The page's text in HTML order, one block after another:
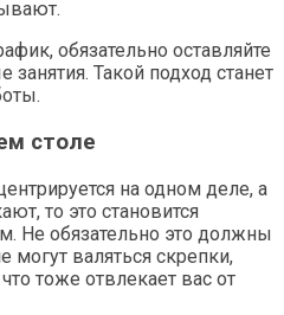
обязательно оставляйте
Такой подход станет
столе
на одном деле, а
то это становится
Не обязательно это должны
валяться скрепки,
тоже отвлекает вас от